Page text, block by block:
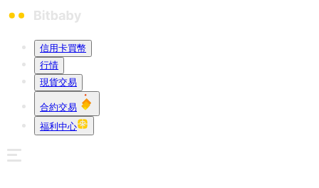
信用卡買幣
行情
現貨交易
合約交易
福利中心